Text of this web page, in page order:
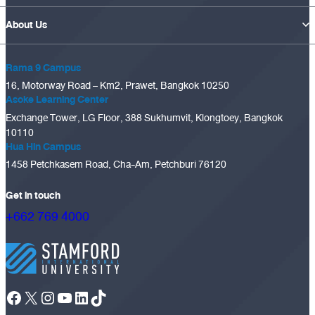
About Us
Rama 9 Campus
16, Motorway Road – Km2, Prawet, Bangkok 10250
Asoke Learning Center
Exchange Tower, LG Floor, 388 Sukhumvit, Klongtoey, Bangkok
10110
Hua Hin Campus
1458 Petchkasem Road, Cha-Am, Petchburi 76120
Get in touch
+662 769 4000
Facebook
X Instagram
YouTube
LinkedIn
TikTok